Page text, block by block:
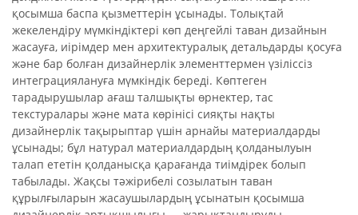
қосымша баспа қызметтерін ұсынады. Толықтай
жекелендіру мүмкіндіктері көп деңгейлі таван дизайнын
жасауға, иірімдер мен архитектуралық детальдарды қосуға
және бар болған дизайнерлік элементтермен үзіліссіз
интеграциялануға мүмкіндік береді. Көптеген
тарадырушылар ағаш талшықты өрнектер, тас
текстуралары және мата көрінісі сияқты нақты
дизайнерлік тақырыптар үшін арнайы материалдарды
ұсынады; бұл натурал материалдардың қолданылуын
талап ететін қолданысқа қарағанда тиімдірек болып
табылады. Жақсы тәжірибелі созылатын таван
құрылғыларын жасаушылардың ұсынатын қосымша